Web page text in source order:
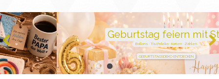
Geburtstag feiern mit Stil
Ballons · Tischdeko · Karten · Zahlen
GEBURTSTAGSDEKO ENTDECKEN